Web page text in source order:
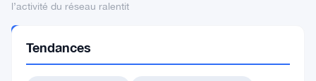
l’activité du réseau ralentit
DU BITCOIN
Tendances